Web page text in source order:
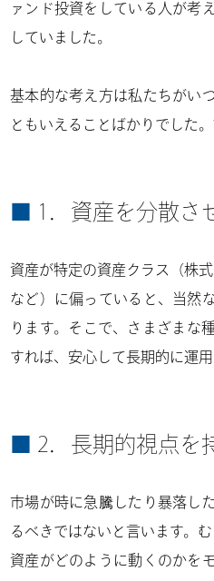
ァンド投資をしている人が考
していました。
基本的な考え方は私たちがい
ともいえることばかりでした
1．資産を分散さ
資産が特定の資産クラス（株
など）に偏っていると、当然
ります。そこで、さまざまな
すれば、安心して長期的に運
2．長期的視点を
市場が時に急騰したり暴落し
るべきではないと言います。
資産がどのように動くのかを